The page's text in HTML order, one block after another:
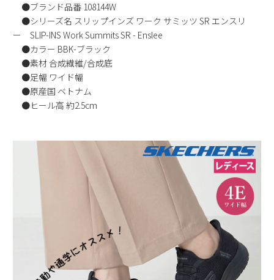
●ブランド品番 108144W
●シリーズ名 スリップインズ ワーク サミッツ SR エンスリ
ー SLIP-INS Work Summits SR - Enslee
●カラー BBK-ブラック
●素材 合成繊維/合成底
●足幅 ワイド幅
●原産国 ベトナム
●ヒール高 約2.5cm